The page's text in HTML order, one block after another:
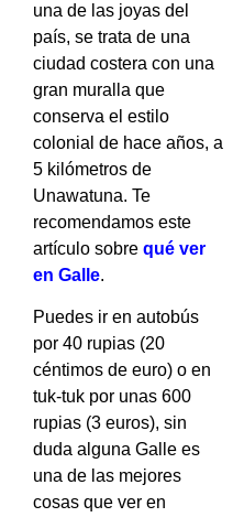
una de las joyas del
país, se trata de una
ciudad costera con una
gran muralla que
conserva el estilo
colonial de hace años, a
5 kilómetros de
Unawatuna. Te
recomendamos este
artículo sobre qué ver
en Galle.
Puedes ir en autobús
por 40 rupias (20
céntimos de euro) o en
tuk-tuk por unas 600
rupias (3 euros), sin
duda alguna Galle es
una de las mejores
cosas que ver en